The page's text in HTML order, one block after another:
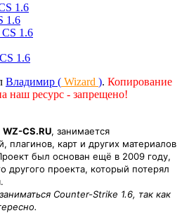
1.6
1.6
CS 1.6
1.6
Владимир ( Wizard ). Копирование
наш ресурс - запрещено!
WZ-CS.RU, занимается
плагинов, карт и других материалов
был основан ещё в 2009 году,
другого проекта, который потерял
Counter-Strike 1.6, так как